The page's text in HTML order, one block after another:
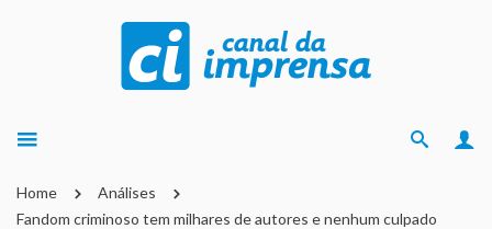
Home
Análises
Fandom criminoso tem milhares de autores e nenhum culpado